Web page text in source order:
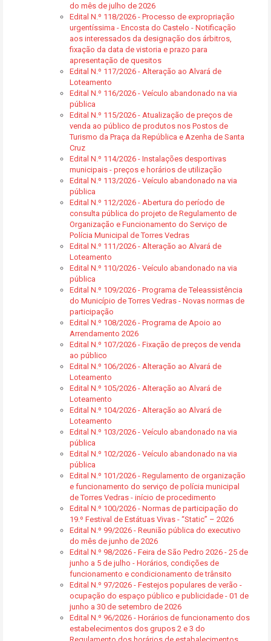
do mês de julho de 2026
Edital N.º 118/2026 - Processo de expropriação
urgentíssima - Encosta do Castelo - Notificação
aos interessados da designação dos árbitros,
fixação da data de vistoria e prazo para
apresentação de quesitos
Edital N.º 117/2026 - Alteração ao Alvará de
Loteamento
Edital N.º 116/2026 - Veículo abandonado na via
pública
Edital N.º 115/2026 - Atualização de preços de
venda ao público de produtos nos Postos de
Turismo da Praça da República e Azenha de Santa
Cruz
Edital N.º 114/2026 - Instalações desportivas
municipais - preços e horários de utilização
Edital N.º 113/2026 - Veículo abandonado na via
pública
Edital N.º 112/2026 - Abertura do período de
consulta pública do projeto de Regulamento de
Organização e Funcionamento do Serviço de
Polícia Municipal de Torres Vedras
Edital N.º 111/2026 - Alteração ao Alvará de
Loteamento
Edital N.º 110/2026 - Veículo abandonado na via
pública
Edital N.º 109/2026 - Programa de Teleassistência
do Município de Torres Vedras - Novas normas de
participação
Edital N.º 108/2026 - Programa de Apoio ao
Arrendamento 2026
Edital N.º 107/2026 - Fixação de preços de venda
ao público
Edital N.º 106/2026 - Alteração ao Alvará de
Loteamento
Edital N.º 105/2026 - Alteração ao Alvará de
Loteamento
Edital N.º 104/2026 - Alteração ao Alvará de
Loteamento
Edital N.º 103/2026 - Veículo abandonado na via
pública
Edital N.º 102/2026 - Veículo abandonado na via
pública
Edital N.º 101/2026 - Regulamento de organização
e funcionamento do serviço de polícia municipal
de Torres Vedras - início de procedimento
Edital N.º 100/2026 - Normas de participação do
19.º Festival de Estátuas Vivas - “Static” – 2026
Edital N.º 99/2026 - Reunião pública do executivo
do mês de junho de 2026
Edital N.º 98/2026 - Feira de São Pedro 2026 - 25 de
junho a 5 de julho - Horários, condições de
funcionamento e condicionamento de trânsito
Edital N.º 97/2026 - Festejos populares de verão -
ocupação do espaço público e publicidade - 01 de
junho a 30 de setembro de 2026
Edital N.º 96/2026 - Horários de funcionamento dos
estabelecimentos dos grupos 2 e 3 do